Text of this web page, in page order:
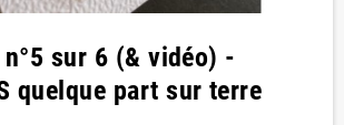
n°5 sur 6 (& vidéo) -
quelque part sur terre